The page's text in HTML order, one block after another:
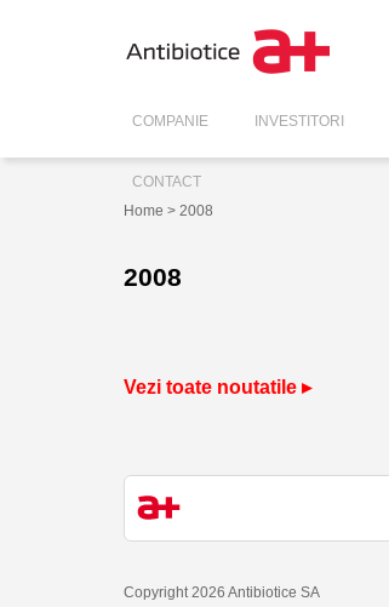
COMPANIE INVESTITORI
CONTACT
Home > 2008
2008
Vezi toate noutatile ▸
Copyright 2026 Antibiotice SA